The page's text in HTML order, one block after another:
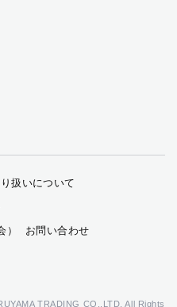
扱いについて
お問い合わせ
TRADING CO.,LTD. All Rights